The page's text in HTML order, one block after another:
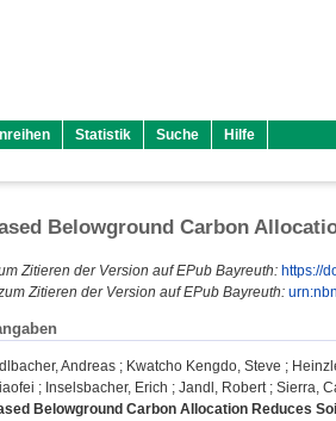
Statistik Suche Hilfe
Belowground Carbon
Zitieren der Version auf EPub Bayreuth: https://
Zitieren der Version auf EPub Bayreuth:
Andreas ; Kwatcho Kengdo, Steve ;
; Inselsbacher, Erich ; Jandl, Robert; Sierra,
Belowground Carbon Allocation Reduces